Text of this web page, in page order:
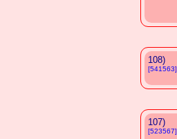
108)
[541563]
107)
[523567]